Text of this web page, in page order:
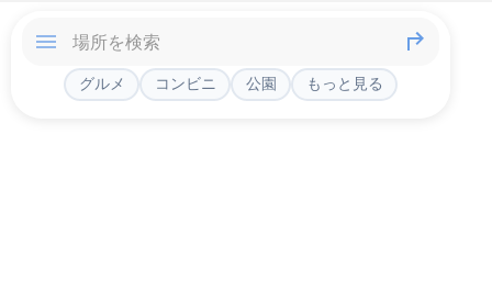
グルメ コンビニ 公園 もっと見る